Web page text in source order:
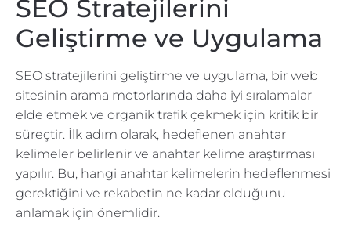
SEO Stratejilerini
Geliştirme ve Uygulama
SEO stratejilerini geliştirme ve uygulama, bir web
sitesinin arama motorlarında daha iyi sıralamalar
elde etmek ve organik trafik çekmek için kritik bir
süreçtir. İlk adım olarak, hedeflenen anahtar
kelimeler belirlenir ve anahtar kelime araştırması
yapılır. Bu, hangi anahtar kelimelerin hedeflenmesi
gerektiğini ve rekabetin ne kadar olduğunu
anlamak için önemlidir.